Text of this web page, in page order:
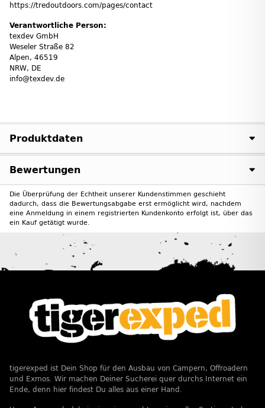
https://tredoutdoors.com/pages/contact
Verantwortliche Person:
texdev GmbH
Weseler Straße 82
Alpen, 46519
NRW, DE
info@texdev.de
Produktdaten
Bewertungen
Die Überprüfung der Echtheit unserer Kundenstimmen geschieht
dadurch, dass die Bewertungsabgabe erst ermöglicht wird, nachdem
eine Anmeldung in einem registrierten Kundenkonto erfolgt ist, über das
ein Kauf getätigt wurde.
tigerexped ist Dein Shop für den Ausbau von Campern, Offroadern
und Exmos. Wir machen Deiner Sucherei quer durchs Internet ein
Ende, denn hier findest Du alles aus einer Hand.